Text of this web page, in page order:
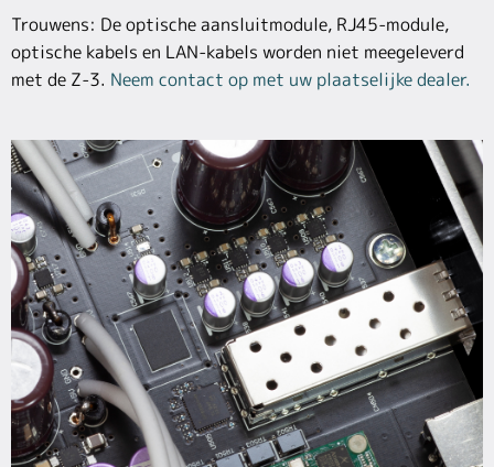
Trouwens: De optische aansluitmodule, RJ45-module,
optische kabels en LAN-kabels worden niet meegeleverd
met de Z-3. Neem contact op met uw plaatselijke dealer.